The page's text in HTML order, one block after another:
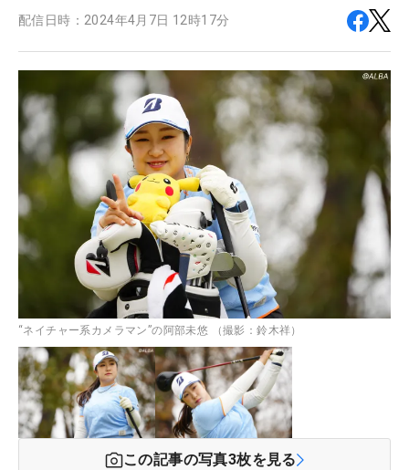
配信日時： 2024年4月7日 12時17分
“ネイチャー系カメラマン”の阿部未悠 （撮影：鈴木祥）
この記事の写真3枚を見る